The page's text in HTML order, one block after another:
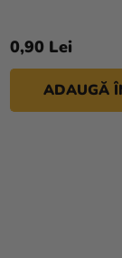
0,90 Lei
ADAUGĂ